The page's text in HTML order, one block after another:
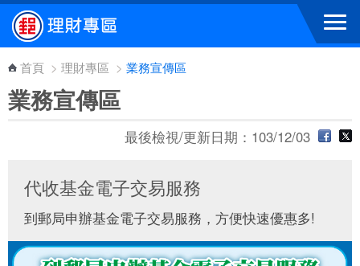
跳到主要內容區塊
首頁 > 理財專區 > 業務宣傳區
業務宣傳區
最後檢視/更新日期：103/12/03
代收基金電子交易服務
到郵局申辦基金電子交易服務，方便快速優惠多!